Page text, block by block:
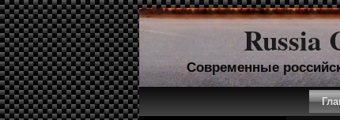
Russia
Современные